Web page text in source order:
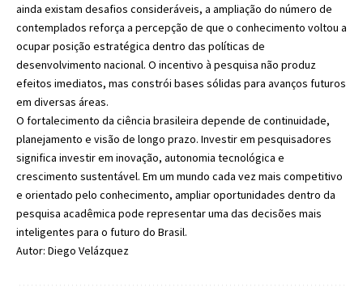
ainda existam desafios consideráveis, a ampliação do número de
contemplados reforça a percepção de que o conhecimento voltou a
ocupar posição estratégica dentro das políticas de
desenvolvimento nacional. O incentivo à pesquisa não produz
efeitos imediatos, mas constrói bases sólidas para avanços futuros
em diversas áreas.
O fortalecimento da ciência brasileira depende de continuidade,
planejamento e visão de longo prazo. Investir em pesquisadores
significa investir em inovação, autonomia tecnológica e
crescimento sustentável. Em um mundo cada vez mais competitivo
e orientado pelo conhecimento, ampliar oportunidades dentro da
pesquisa acadêmica pode representar uma das decisões mais
inteligentes para o futuro do Brasil.
Autor: Diego Velázquez